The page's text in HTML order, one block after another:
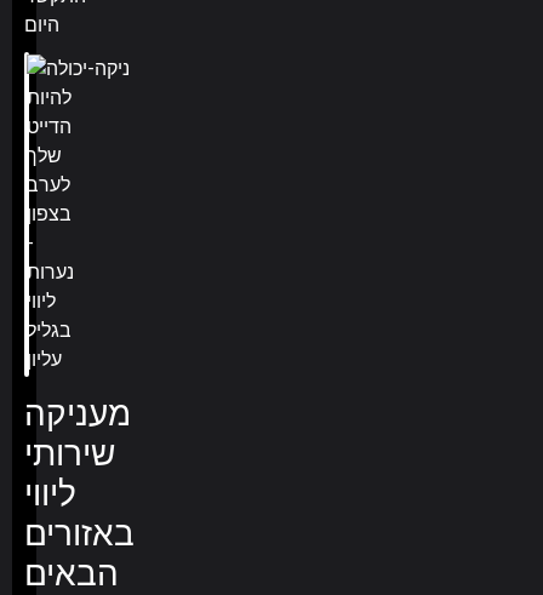
היום
מעניקה
שירותי
ליווי
באזורים
הבאים